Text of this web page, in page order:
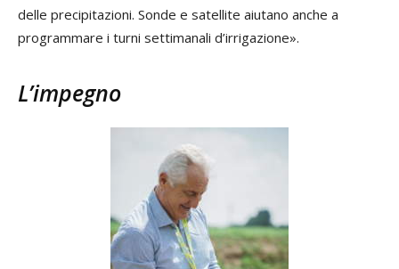
delle precipitazioni. Sonde e satellite aiutano anche a
programmare i turni settimanali d’irrigazione».
L’impegno